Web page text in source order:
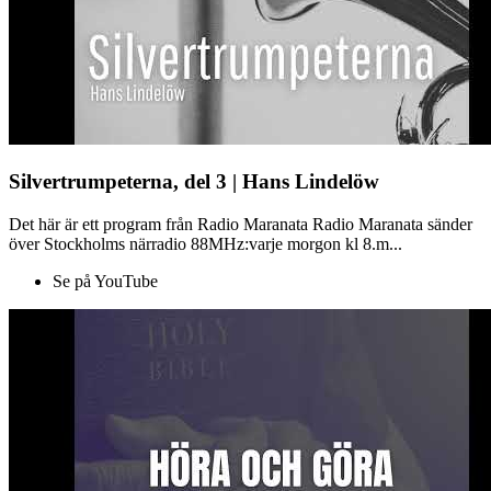
Silvertrumpeterna, del 3 | Hans Lindelöw
Det här är ett program från Radio Maranata Radio Maranata sänder
över Stockholms närradio 88MHz:varje morgon kl 8.m...
Se på YouTube